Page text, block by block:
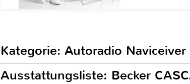
Kategorie: Autoradio Naviceiver
Ausstattungsliste: Becker